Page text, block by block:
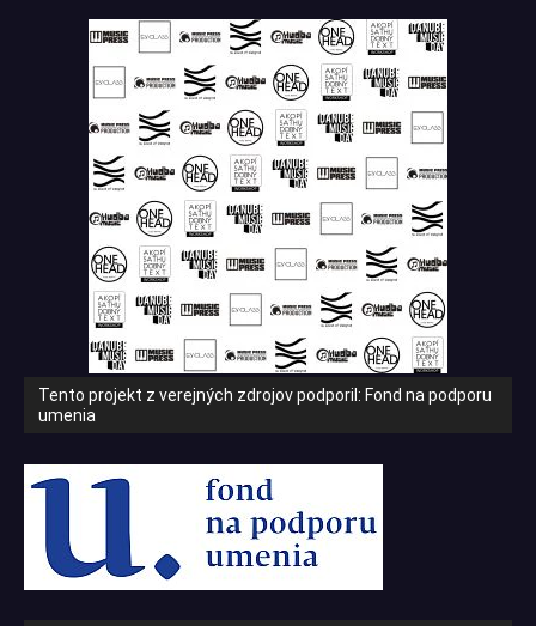
Tento projekt z verejných zdrojov podporil: Fond na podporu
umenia